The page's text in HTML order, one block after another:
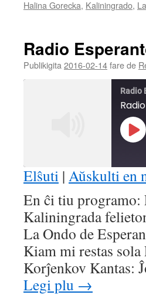
Halina Gorecka, Kaliningrado,
Radio
Publikigita 2016-02-14fare de
Radio
Play
RSS FEED
LINK
EMBED
Elŝuti | Aŭskulti en
En ĉi tiu programo:
Kaliningrada
La Ondo de
Kiam mi restas
Korĵenkov Kantas:
Legi plu →